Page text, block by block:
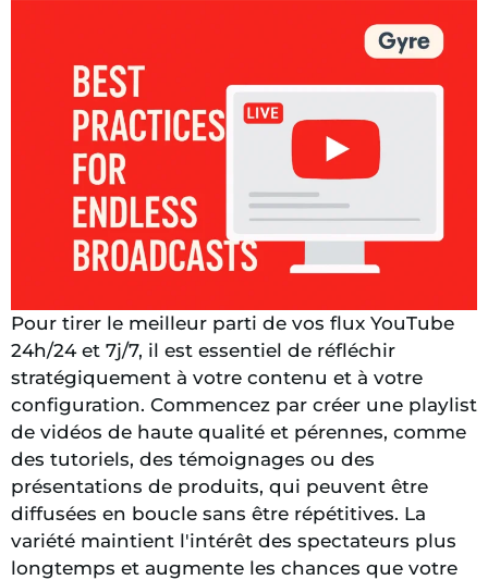
Pour tirer le meilleur parti de vos flux YouTube
24h/24 et 7j/7, il est essentiel de réfléchir
stratégiquement à votre contenu et à votre
configuration. Commencez par créer une playlist
de vidéos de haute qualité et pérennes, comme
des tutoriels, des témoignages ou des
présentations de produits, qui peuvent être
diffusées en boucle sans être répétitives. La
variété maintient l'intérêt des spectateurs plus
longtemps et augmente les chances que votre